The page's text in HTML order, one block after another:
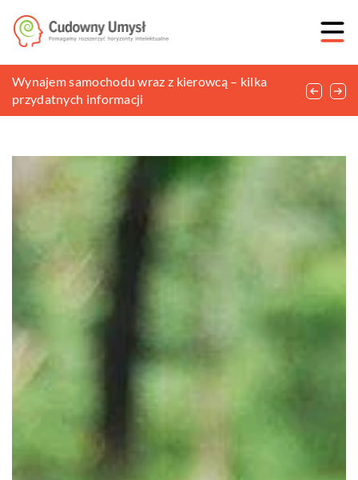
Akcesoria telefoniczne, na których nie warto
oszczędzać
Wynajem samochodu wraz z kierowcą – kilka
przydatnych informacji
Czym różnią się między sobą wędki?